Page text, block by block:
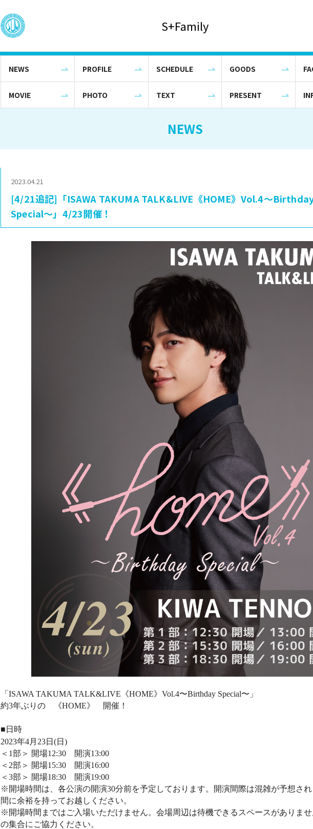
S+Family
NEWS PROFILE SCHEDULE GOODS
MOVIE PHOTO TEXT PRESENT
NEWS
2023.04.21
[4/21追記]「ISAWA TAKUMA TALK&LIVE《HOME》Vol.4〜
Special〜」4/23開催！
「 ISAWA TAKUMA TALK&LIVE 《HOME》 Vol.4〜Birthday Special〜」
約3年ぶりの 《HOME》 開催！
■日時
2023年4月 23日 (日 )
＜ 1部＞ 開場12:30 開演13:00
＜ 2部＞ 開場15:30 開演16:00
＜ 3部＞ 開場18:30 開演19:00
※開場時間は、各公演の開演30分前を予定しております。開演間際は混雑が予想さ
間に余裕を持ってお越しください。
※開場時間まではご入場いただけません。会場周辺は待機できるスペースがありま
の集合にご協力ください。